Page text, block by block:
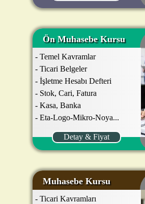
Ön Muhasebe Kursu
- Temel Kavramlar
- Ticari Belgeler
- İşletme Hesabı Defteri
- Stok, Cari, Fatura
- Kasa, Banka
- Eta-Logo-Mikro-Noya...
Detay & Fiyat
Muhasebe Kursu
- Ticari Kavramları